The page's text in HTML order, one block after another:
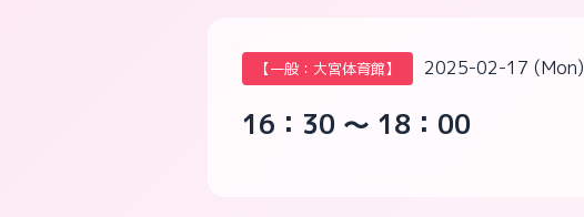
【一般：大宮体育館】 2025-02-17 (Mon)
16：30 ～ 18：00